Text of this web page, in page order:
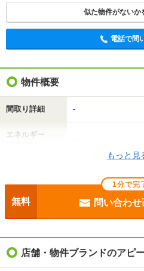
この物件にお
レオパレスグランキャスル
3.9万円 (管理費 6500円)
実際に
不動産会社に
電話で問
似た物件がないか
電話で問
物件概要
間取り詳細 -
エネルギー
目安光熱費
入居 '26年9月上旬
もっと見
1分で完
無料 問い合わ
店舗・物件ブランドのアピ